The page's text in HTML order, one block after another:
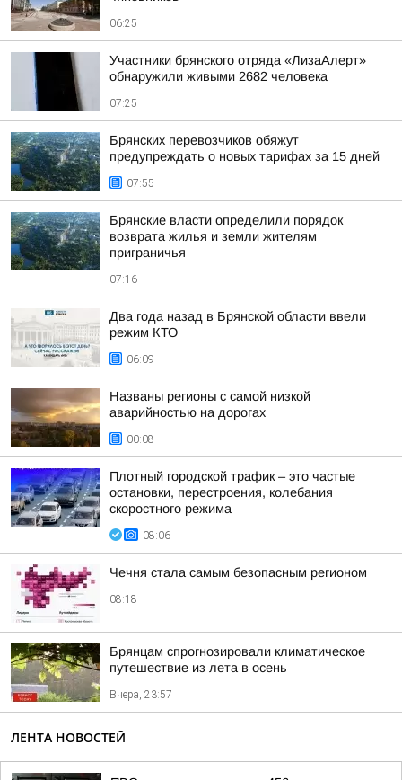
06:25
Участники брянского отряда «ЛизаАлерт»
обнаружили живыми 2682 человека
07:25
Брянских перевозчиков обяжут
предупреждать о новых тарифах за 15 дней
07:55
Брянские власти определили порядок
возврата жилья и земли жителям
приграничья
07:16
Два года назад в Брянской области ввели
режим КТО
06:09
Названы регионы с самой низкой
аварийностью на дорогах
00:08
Плотный городской трафик – это частые
остановки, перестроения, колебания
скоростного режима
08:06
Чечня стала самым безопасным регионом
08:18
Брянцам спрогнозировали климатическое
путешествие из лета в осень
Вчера, 23:57
ЛЕНТА НОВОСТЕЙ